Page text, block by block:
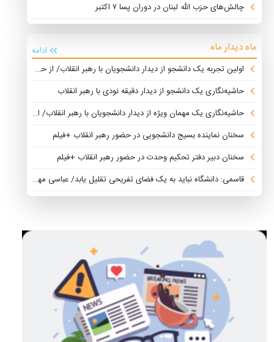
چالش‌های حزب الله لبنان در دوران پسا ۷ اکتبر
ماه دیدار ماه
ادامه
اولین تجربه یک دانشجو از دیدار دانشجویان با رهبر انقلاب/ از حضور پرشور دانشجویان تا مسئولین دولتی
حاشیه‌نگاری یک دانشجو از دیدار دقیقه نودی با رهبر انقلاب
حاشیه‌نگاری یک مهمان ویژه از دیدار دانشجویان با رهبر انقلاب/ از حضور ادوار تشکل‌ها تا درخواست‌های غیرمرتبط
سخنان نماینده بسیج دانشجویی در حضور رهبر انقلاب +فیلم
سخنان دبیر دفتر تحکیم وحدت در حضور رهبر انقلاب +فیلم
قاسمی: دانشگاه نباید به یک فضای تفریحی تقلیل یابد/ عباسی مهر: نظیر جلسه دانشجویان با رهبر انقلاب را در هیچ نظام سیاسی نداریم